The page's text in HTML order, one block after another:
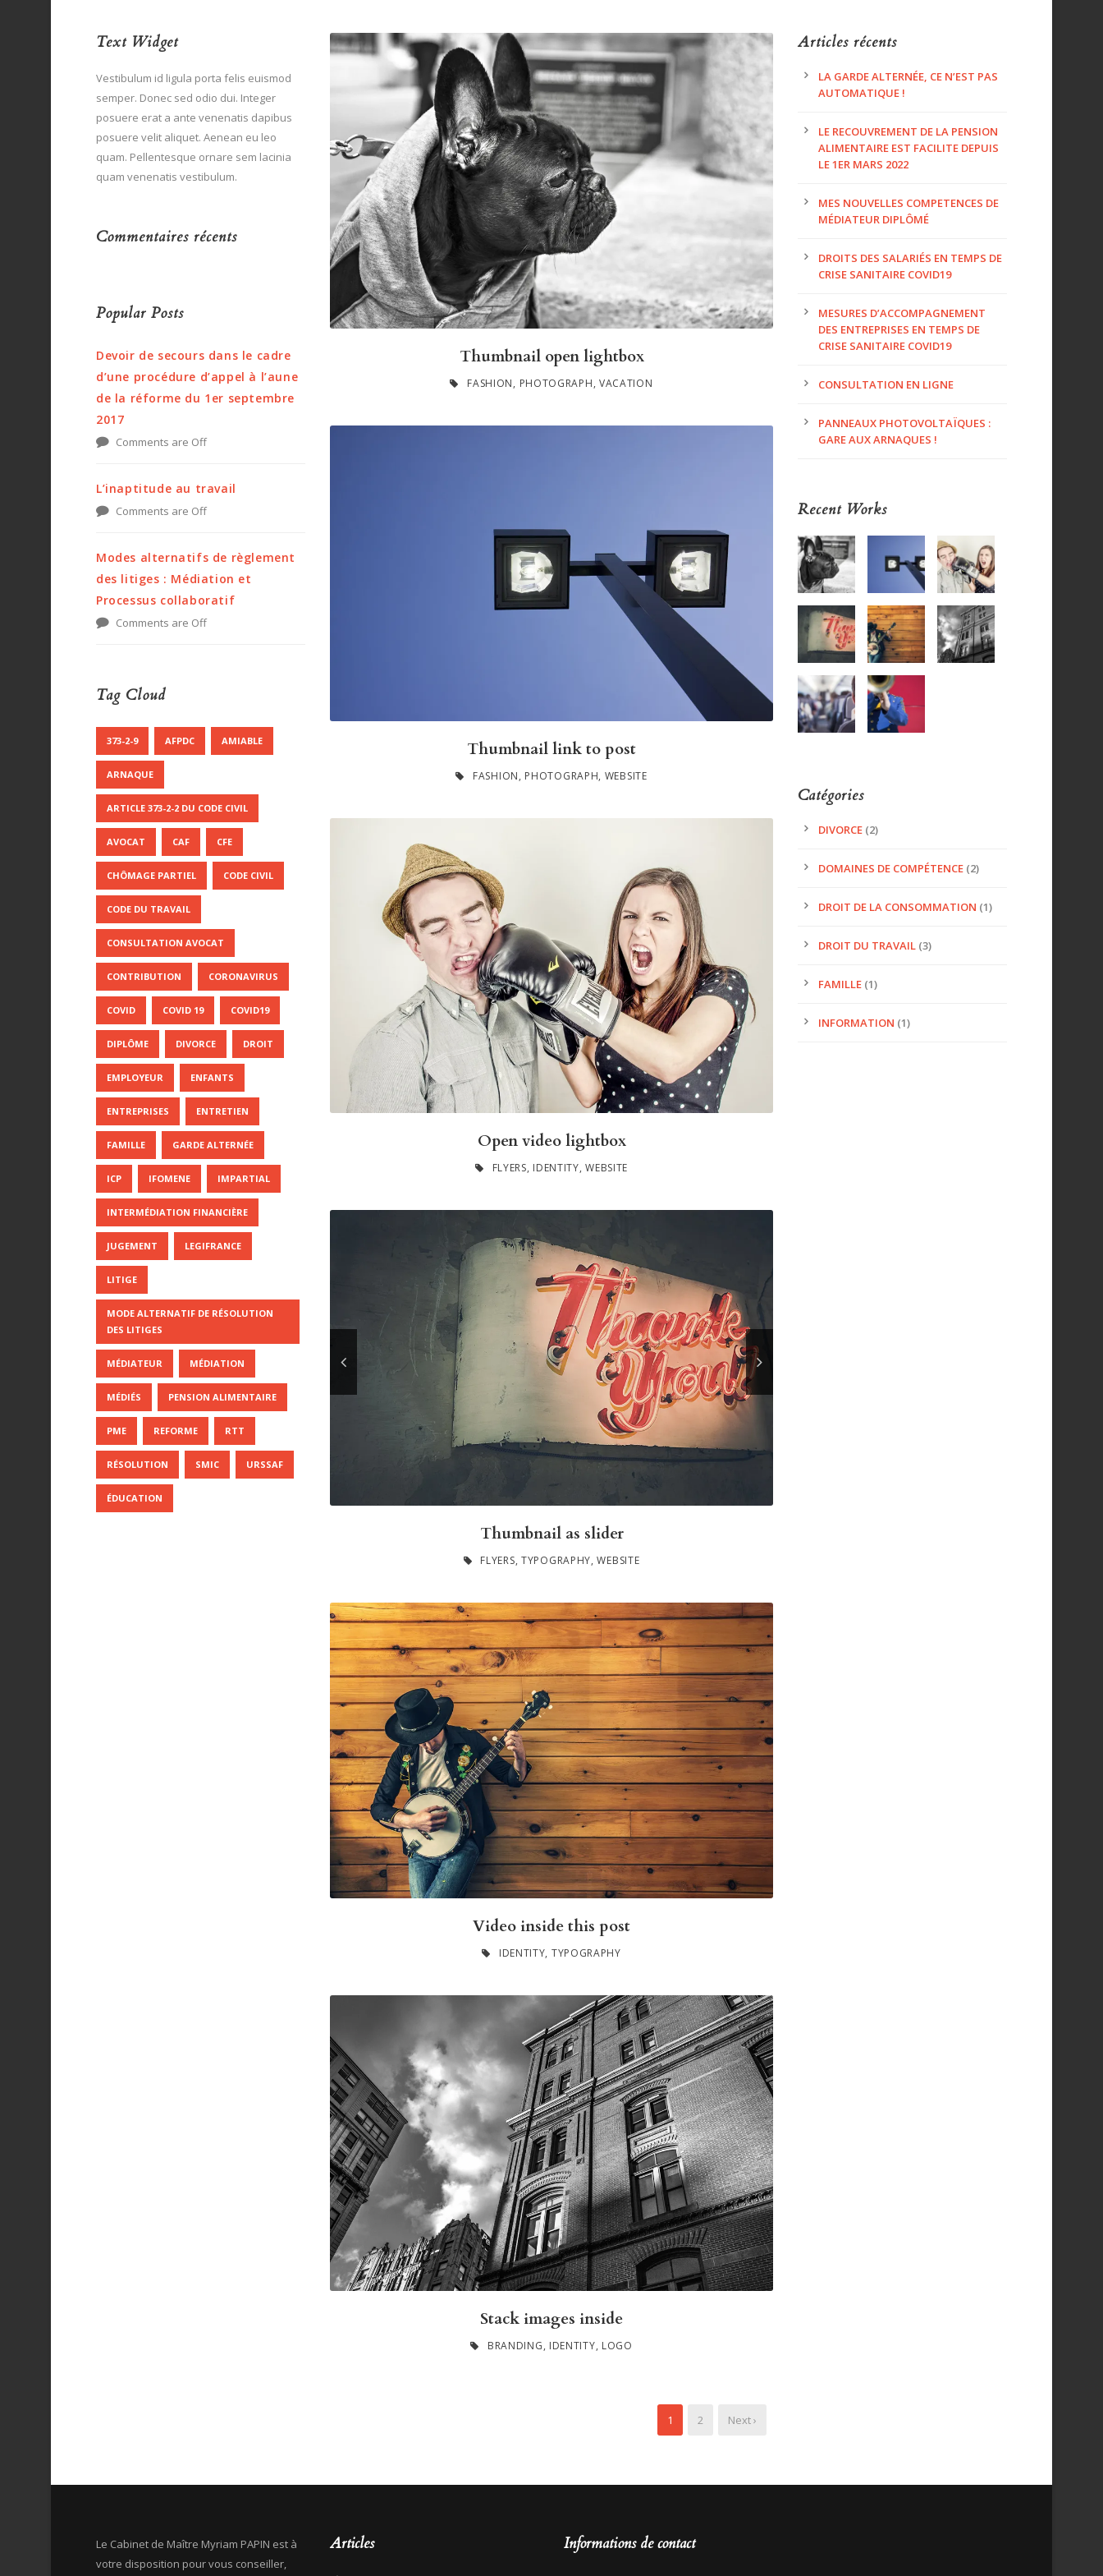
Thumbnail open lightbox
FASHION, PHOTOGRAPH, VACATION
Thumbnail link to post
FASHION, PHOTOGRAPH, WEBSITE
Open video lightbox
FLYERS, IDENTITY, WEBSITE
Thumbnail as slider
FLYERS, TYPOGRAPHY, WEBSITE
Video inside this post
IDENTITY, TYPOGRAPHY
Stack images inside
BRANDING, IDENTITY, LOGO
1 2 Next ›
Text Widget
Vestibulum id ligula porta felis euismod
semper. Donec sed odio dui. Integer
posuere erat a ante venenatis dapibus
posuere velit aliquet. Aenean eu leo
quam. Pellentesque ornare sem lacinia
quam venenatis vestibulum.
Commentaires récents
Popular Posts
Devoir de secours dans le cadre
d’une procédure d’appel à l’aune
de la réforme du 1er septembre
2017
Comments are Off
L’inaptitude au travail
Comments are Off
Modes alternatifs de règlement
des litiges : Médiation et
Processus collaboratif
Comments are Off
Tag Cloud
373-2-9 AFPDC AMIABLE
ARNAQUE
ARTICLE 373-2-2 DU CODE CIVIL
AVOCAT CAF CFE
CHÔMAGE PARTIEL CODE CIVIL
CODE DU TRAVAIL
CONSULTATION AVOCAT
CONTRIBUTION CORONAVIRUS
COVID COVID 19 COVID19
DIPLÔME DIVORCE DROIT
EMPLOYEUR ENFANTS
ENTREPRISES ENTRETIEN
FAMILLE GARDE ALTERNÉE
ICP IFOMENE IMPARTIAL
INTERMÉDIATION FINANCIÈRE
JUGEMENT LEGIFRANCE
LITIGE
MODE ALTERNATIF DE RÉSOLUTION
DES LITIGES
MÉDIATEUR MÉDIATION
MÉDIÉS PENSION ALIMENTAIRE
PME REFORME RTT
RÉSOLUTION SMIC URSSAF
ÉDUCATION
Articles récents
LA GARDE ALTERNÉE, CE N’EST PAS
AUTOMATIQUE !
LE RECOUVREMENT DE LA PENSION
ALIMENTAIRE EST FACILITE DEPUIS
LE 1ER MARS 2022
MES NOUVELLES COMPETENCES DE
MÉDIATEUR DIPLÔMÉ
DROITS DES SALARIÉS EN TEMPS DE
CRISE SANITAIRE COVID19
MESURES D’ACCOMPAGNEMENT
DES ENTREPRISES EN TEMPS DE
CRISE SANITAIRE COVID19
CONSULTATION EN LIGNE
PANNEAUX PHOTOVOLTAÏQUES :
GARE AUX ARNAQUES !
Recent Works
Catégories
DIVORCE (2)
DOMAINES DE COMPÉTENCE (2)
DROIT DE LA CONSOMMATION (1)
DROIT DU TRAVAIL (3)
FAMILLE (1)
INFORMATION (1)
Le Cabinet de Maître Myriam PAPIN est à
votre disposition pour vous conseiller,
Articles Informations de contact